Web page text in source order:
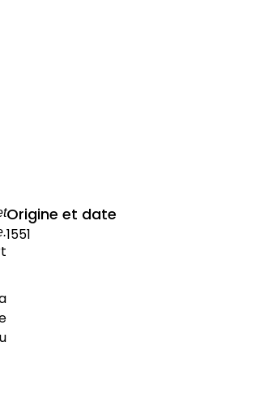
Origine et date
1551